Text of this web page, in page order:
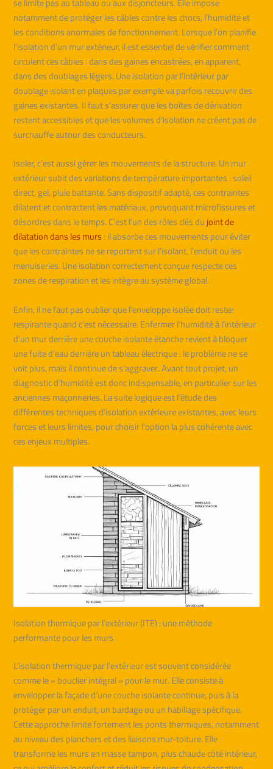
notamment de protéger les câbles contre les chocs, l’humidité et
les conditions anormales de fonctionnement. Lorsque l’on planifie
l’isolation d’un mur extérieur, il est essentiel de vérifier comment
circulent ces câbles : dans des gaines encastrées, en apparent,
dans des doublages légers. Une isolation par l’intérieur par
doublage isolant en plaques par exemple va parfois recouvrir des
gaines existantes. Il faut s’assurer que les boîtes de dérivation
restent accessibles et que les volumes d’isolation ne créent pas de
surchauffe autour des conducteurs.
Isoler, c’est aussi gérer les mouvements de la structure. Un mur
extérieur subit des variations de température importantes : soleil
direct, gel, pluie battante. Sans dispositif adapté, ces contraintes
dilatent et contractent les matériaux, provoquant microfissures et
désordres dans le temps. C’est l’un des rôles clés dujoint de
dilatation dans les murs: il absorbe ces mouvements pour éviter
que les contraintes ne se reportent sur l’isolant, l’enduit ou les
menuiseries. Une isolation correctement conçue respecte ces
zones de respiration et les intègre au système global.
Enfin, il ne faut pas oublier que l’enveloppe isolée doit rester
respirante quand c’est nécessaire. Enfermer l’humidité à l’intérieur
d’un mur derrière une couche isolante étanche revient à bloquer
une fuite d’eau derrière un tableau électrique : le problème ne se
voit plus, mais il continue de s’aggraver. Avant tout projet, un
diagnostic d’humidité est donc indispensable, en particulier sur les
anciennes maçonneries. La suite logique est l’étude des
différentes techniques d’isolation extérieure existantes, avec leurs
forces et leurs limites, pour choisir l’option la plus cohérente avec
ces enjeux multiples.
Isolation thermique par l’extérieur (ITE) : une méthode
performante pour les murs
L’isolation thermique par l’extérieur est souvent considérée
comme le « bouclier intégral » pour le mur. Elle consiste à
envelopper la façade d’une couche isolante continue, puis à la
protéger par un enduit, un bardage ou un habillage spécifique.
Cette approche limite fortement les ponts thermiques, notamment
au niveau des planchers et des liaisons mur-toiture. Elle
transforme les murs en masse tampon, plus chaude côté intérieur,